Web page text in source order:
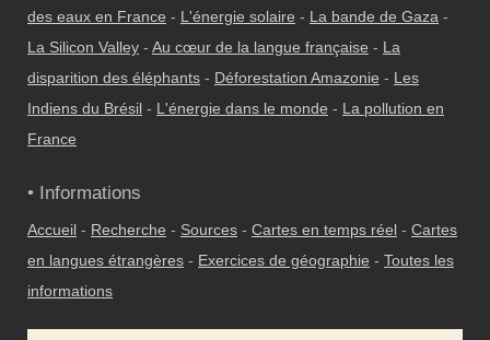
des eaux en France - L'énergie solaire - La bande de Gaza -
La Silicon Valley - Au cœur de la langue française - La
disparition des éléphants - Déforestation Amazonie - Les
Indiens du Brésil - L'énergie dans le monde - La pollution en
France
• Informations
Accueil - Recherche - Sources - Cartes en temps réel - Cartes
en langues étrangères - Exercices de géographie - Toutes les
informations